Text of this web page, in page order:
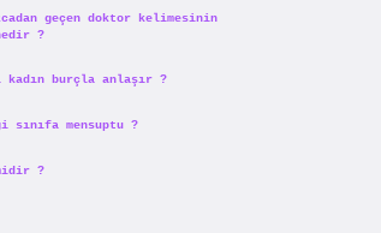
geçen doktor kelimesinin
?
kadın burçla anlaşır ?
sınıfa mensuptu ?
?